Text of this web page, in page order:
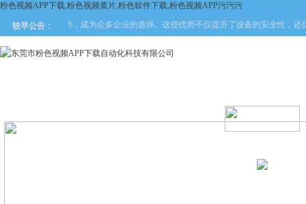
粉色视频APP下载,粉色视频黄片,粉色软件下载,粉色视频APP污污污
较早公告：
创新技术优势，成为众多企业的选择。这些优势不仅提升了设备的安全性
下载
产品中心 新闻